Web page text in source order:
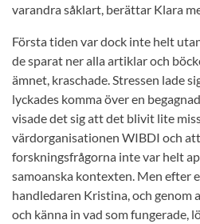
varandra såklart, berättar Klara
Första tiden var dock inte helt
de sparat ner alla artiklar och
ämnet, kraschade. Stressen lade
lyckades komma över en
visade det sig att det blivit lite
värdorganisationen WIBDI och
forskningsfrågorna inte var helt
samoanska kontexten. Men efter
handledaren Kristina, och genom
och känna in vad som fungerade,